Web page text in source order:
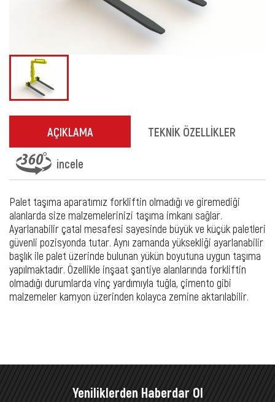
AÇIKLAMA TEKNİK ÖZELLİKLER
incele
Palet taşıma aparatımız forkliftin olmadığı ve giremediği
alanlarda size malzemelerinizi taşıma imkanı sağlar.
Ayarlanabilir çatal mesafesi sayesinde büyük ve küçük paletleri
güvenli pozisyonda tutar. Aynı zamanda yüksekliği ayarlanabilir
başlık ile palet üzerinde bulunan yükün boyutuna uygun taşıma
yapılmaktadır. Özellikle inşaat şantiye alanlarında forkliftin
olmadığı durumlarda vinç yardımıyla tuğla, çimento gibi
malzemeler kamyon üzerinden kolayca zemine aktarılabilir.
Yeniliklerden Haberdar Ol